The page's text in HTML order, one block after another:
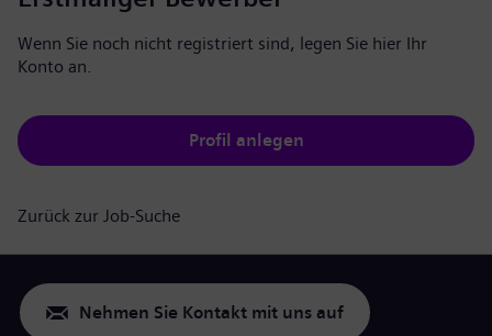
Wenn Sie noch nicht registriert sind, legen Sie hier Ihr
Konto an.
Profil anlegen
Zurück zur Job-Suche
Nehmen Sie Kontakt mit uns auf